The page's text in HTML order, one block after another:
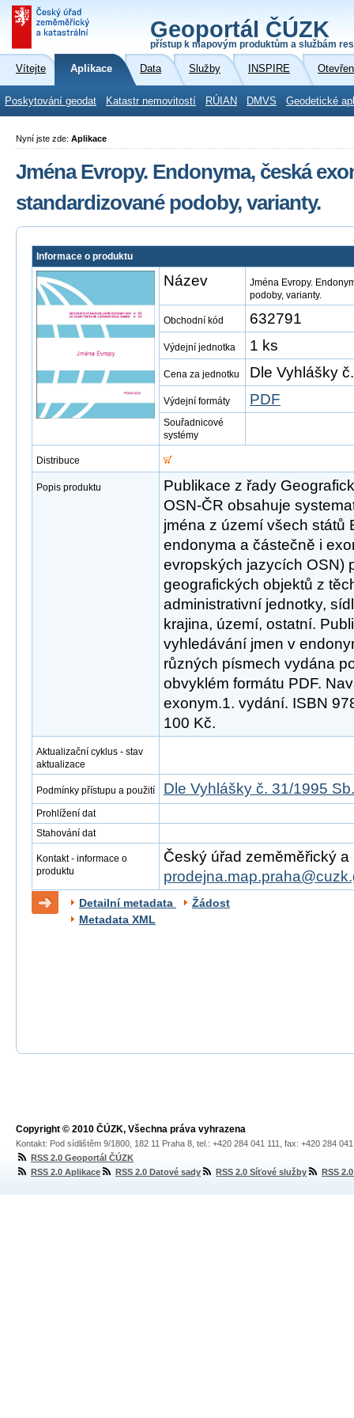
Geoportál ČÚZK
přístup k mapovým produktům a službám
Vítejte Aplikace Data Služby INSPIRE
Poskytování geodat Katastr nemovitostí RÚIAN DMVS Geodetické
Nyní jste zde: Aplikace
Jména Evropy. Endonyma, česká
standardizované podoby, varianty.
Informace o produktu
Název
Jména Evropy.
podoby, varianty.
Obchodní kód 632791
Výdejní jednotka 1 ks
Cena za jednotku Dle Vyhlášky
Výdejní formáty PDF
Souřadnicové
systémy
Distribuce
Popis produktu
Publikace z řady
OSN-ČR obsahuje
jména z území všech států
endonyma a částečně i
evropských jazycích OSN)
geografických objektů z
administrativní jednotky,
krajina, území, ostatní.
vyhledávání jmen v
různých písmech vydána
obvyklém formátu PDF.
exonym.1. vydání. ISBN
100 Kč.
Aktualizační cyklus - stav
aktualizace
Podmínky přístupu a použití Dle Vyhlášky č. 31/1995 Sb.
Prohlížení dat
Stahování dat
Kontakt - informace o
produktu
Český úřad zeměměřický
Detailní metadata
Žádost
Metadata XML
Copyright © 2010 ČÚZK, Všechna práva vyhrazena
Kontakt: Pod sídlištěm 9/1800, 182 11 Praha 8, tel.: +420 284 041 111, fax: +420 284
RSS 2.0 Geoportál ČÚZK
RSS 2.0 Aplikace
RSS 2.0 Datové sady RSS 2.0 Síťové služby RSS